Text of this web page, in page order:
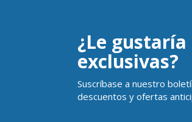
¿Le
exclusivas?
Suscríbase a nuestro
descuentos y ofertas